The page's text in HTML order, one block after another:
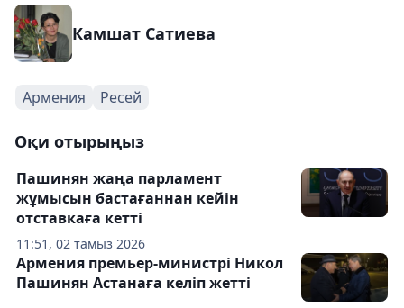
Камшат Сатиева
Армения Ресей
Оқи отырыңыз
11:51, 02 тамыз 2026
Пашинян жаңа парламент
жұмысын бастағаннан кейін
отставкаға кетті
Армения премьер-министрі Никол
Пашинян Астанаға келіп жетті